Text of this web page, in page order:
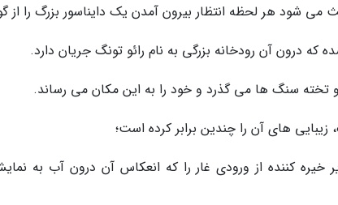
می شود هر لحظه انتظار بیرون آمدن یک دایناسور بزرگ را از
که درون آن رودخانه بزرگی به نام رائو تونگ جریان دارد.
تخته سنگ ها می گذرد و خود را به این مکان می رساند.
های آن را چندین برابر کرده است؛
خیره کننده از ورودی غار را که انعکاس آن درون آب به